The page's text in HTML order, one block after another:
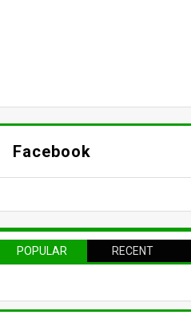
Facebook
POPULAR RECENT